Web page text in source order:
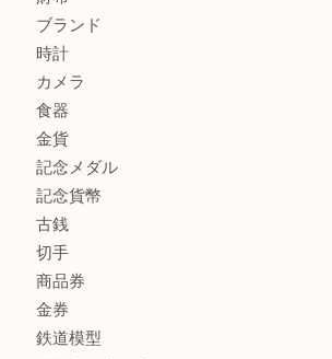
全て
高額買取情報
貴金属
宝石
金製品
銀製品